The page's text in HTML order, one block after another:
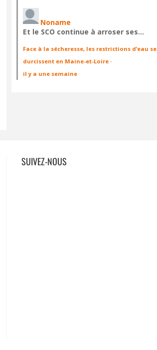
Noname
Et le SCO continue à arroser ses…
Face à la sécheresse, les restrictions d’eau se
durcissent en Maine-et-Loire ·
il y a une semaine
SUIVEZ-NOUS